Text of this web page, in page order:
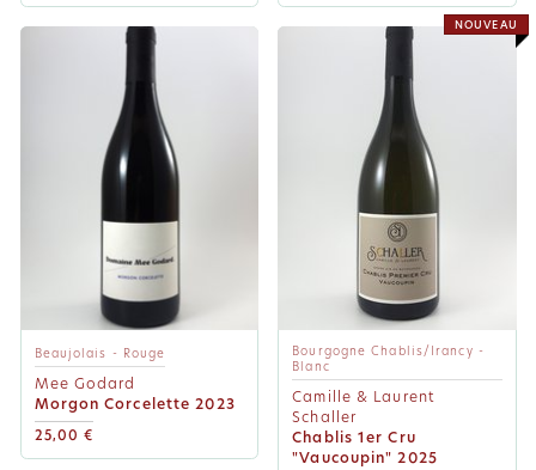
Beaujolais - Rouge
Mee Godard
Morgon Corcelette 2023
25,00 €
Bourgogne Chablis/Irancy -
Blanc
Camille & Laurent
Schaller
Chablis 1er Cru
"Vaucoupin" 2025
NOUVEAU